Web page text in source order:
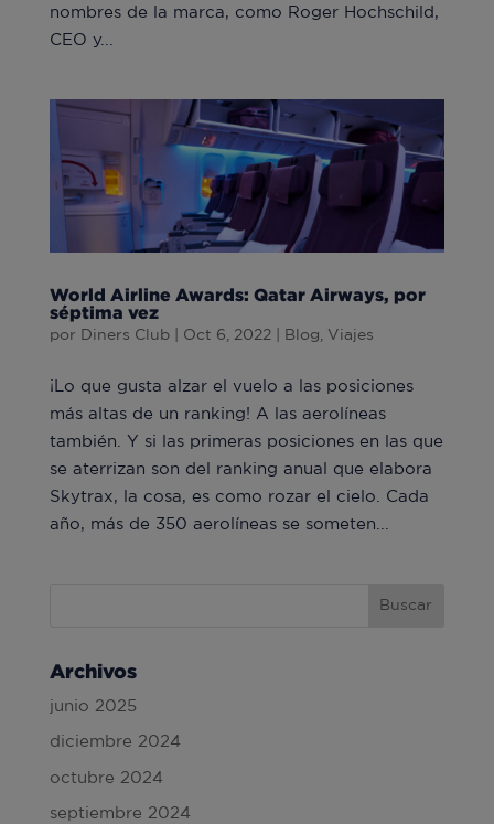
nombres de la marca, como Roger Hochschild,
CEO y...
World Airline Awards: Qatar Airways, por
séptima vez
por Diners Club| Oct 6, 2022| Blog Viajes
¡Lo que gusta alzar el vuelo a las posiciones
más altas de un ranking! A las aerolíneas
también. Y si las primeras posiciones en las que
se aterrizan son del ranking anual que elabora
Skytrax, la cosa, es como rozar el cielo. Cada
año, más de 350 aerolíneas se someten...
Archivos
junio 2025
diciembre 2024
octubre 2024
septiembre 2024